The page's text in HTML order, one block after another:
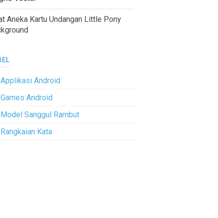
Aneka Kartu Undangan Little Pony
Applikasi Android
Games Android
Model Sanggul Rambut
Rangkaian Kata